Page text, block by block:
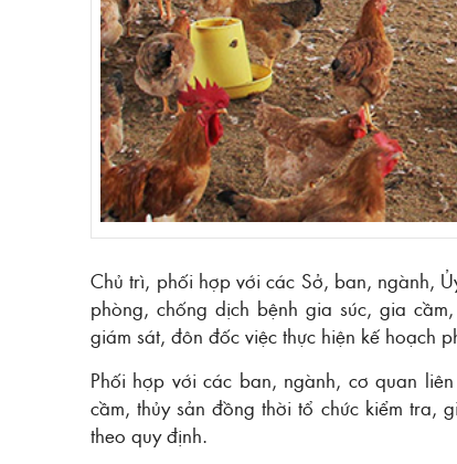
Chủ trì, phối hợp với các Sở, ban, ngành,
phòng, chống dịch bệnh gia súc, gia
giám sát, đôn đốc việc thực hiện kế hoạch
Phối hợp với các ban, ngành, cơ quan
cầm, thủy sản đồng thời tổ chức kiểm tra,
theo quy định.